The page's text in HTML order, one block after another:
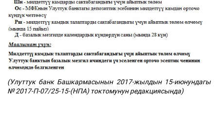
(Улуттук банк Башкармасынын 2017-жылдын 15-июнундагы
№ 2017-П-07/25-15-(НПА) токтомунун редакциясында)